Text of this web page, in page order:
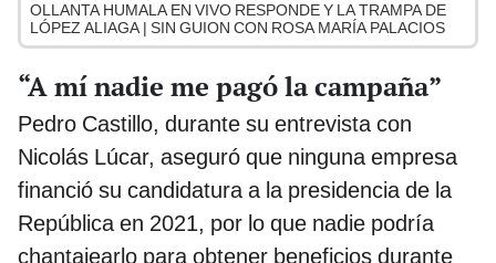
OLLANTA HUMALA EN VIVO RESPONDE Y LA TRAMPA DE
LÓPEZ ALIAGA | SIN GUION CON ROSA MARÍA PALACIOS
“A mí nadie me pagó la campaña”
Pedro Castillo, durante su entrevista con
Nicolás Lúcar, aseguró que ninguna empresa
financió su candidatura a la presidencia de la
República en 2021, por lo que nadie podría
chantajearlo para obtener beneficios durante